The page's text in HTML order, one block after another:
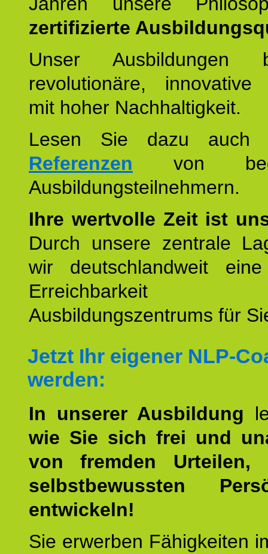
zertifizierte
Unser Ausbildungen
revolutionäre, innovative
mit hoher Nachhaltigkeit.
Lesen Sie dazu
Referenzen von
Ausbildungsteilnehmern.
Ihre wertvolle Zeit ist
Durch unsere zentrale
wir deutschlandweit
Erreichbarkeit
Ausbildungszentrums für
Jetzt Ihr eigener NLP-
werden:
In unserer Ausbildung
wie Sie sich frei und
von fremden Urteilen,
selbstbewussten
entwickeln!
Sie erwerben Fähigkeiten